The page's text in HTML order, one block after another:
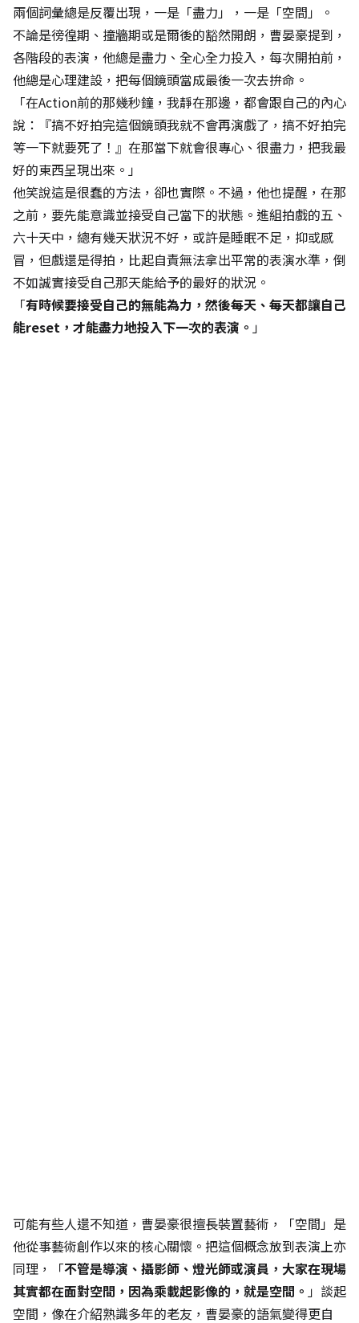
兩個詞彙總是反覆出現，一是「盡力」，一是「空間」。
不論是徬徨期、撞牆期或是爾後的豁然開朗，曹晏豪提到，
各階段的表演，他總是盡力、全心全力投入，每次開拍前，
他總是心理建設，把每個鏡頭當成最後一次去拚命。
「在Action前的那幾秒鐘，我靜在那邊，都會跟自己的內心
說：『搞不好拍完這個鏡頭我就不會再演戲了，搞不好拍完
等一下就要死了！』在那當下就會很專心、很盡力，把我最
好的東西呈現出來。」
他笑說這是很蠢的方法，卻也實際。不過，他也提醒，在那
之前，要先能意識並接受自己當下的狀態。進組拍戲的五、
六十天中，總有幾天狀況不好，或許是睡眠不足，抑或感
冒，但戲還是得拍，比起自責無法拿出平常的表演水準，倒
不如誠實接受自己那天能給予的最好的狀況。
「有時候要接受自己的無能為力，然後每天、每天都讓自己
能reset，才能盡力地投入下一次的表演。 」
可能有些人還不知道，曹晏豪很擅長裝置藝術，「空間」是
他從事藝術創作以來的核心關懷。把這個概念放到表演上亦
同理，「不管是導演、攝影師、燈光師或演員，大家在現場
其實都在面對空間，因為乘載起影像的，就是空間。 」談起
空間，像在介紹熟識多年的老友，曹晏豪的語氣變得更自